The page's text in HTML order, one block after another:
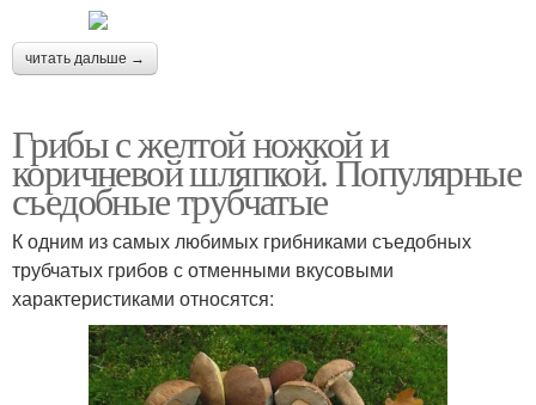
читать дальше →
Грибы с желтой ножкой и
коричневой шляпкой. Популярные
съедобные трубчатые
К одним из самых любимых грибниками съедобных
трубчатых грибов с отменными вкусовыми
характеристиками относятся: